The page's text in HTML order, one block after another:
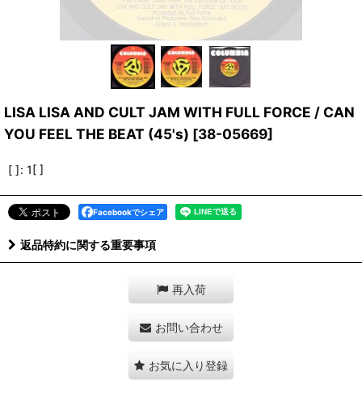
LISA LISA AND CULT JAM WITH FULL FORCE / CAN
YOU FEEL THE BEAT (45's) [38-05669]
[ ]: 1[ ]
Facebookでシェア
返品特約に関する重要事項
再入荷
お問い合わせ
お気に入り登録